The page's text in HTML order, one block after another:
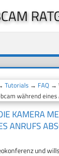
Tutorials → FAQ →
während
KAMERA
ANRUFS
und